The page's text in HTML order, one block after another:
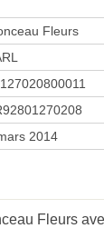
Fleurs
2014
Fleurs